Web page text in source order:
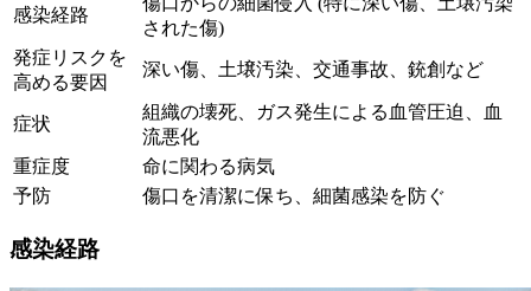
感染経路
された傷)
発症リスクを
高める要因
深い傷、土壌汚染、交通事故、銃創など
症状
組織の壊死、ガス発生による血管圧迫、血
流悪化
重症度
命に関わる病気
予防
傷口を清潔に保ち、細菌感染を防ぐ
感染経路